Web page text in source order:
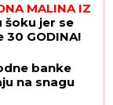
MALINA IZ
šoku jer se
GODINA!
banke
na snagu